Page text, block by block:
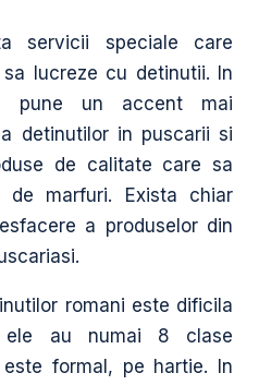
servicii speciale care
lucreze cu detinutii. In
pune un accent mai
detinutilor in puscarii si
de calitate care sa
marfuri. Exista chiar
a produselor din
romani este dificila
au numai 8 clase
formal, pe hartie. In